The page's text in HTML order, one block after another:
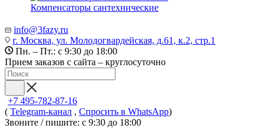
Компенсаторы сантехнические
info@3fazy.ru
г. Москва, ул. Молодогвардейская, д.61, к.2, стр.1
Пн. – Пт.: с 9:30 до 18:00
Прием заказов с сайта – круглосуточно
+7 495-782-87-16
( Telegram-канал , Спросить в WhatsApp)
Звоните / пишите: с 9:30 до 18:00